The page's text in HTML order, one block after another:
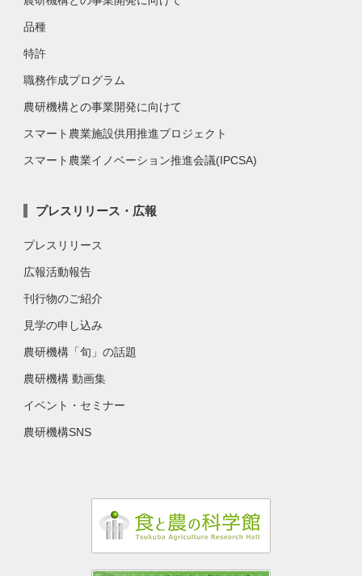
品種
特許
職務作成プログラム
農研機構との事業開発に向けて
スマート農業施設供用推進プロジェクト
スマート農業イノベーション推進会議(IPCSA)
プレスリリース・広報
プレスリリース
広報活動報告
刊行物のご紹介
見学の申し込み
農研機構「旬」の話題
農研機構 動画集
イベント・セミナー
農研機構SNS